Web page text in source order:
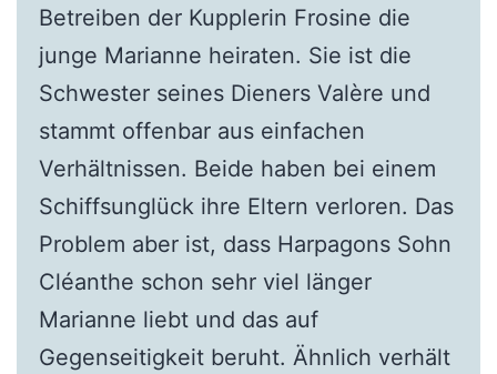
Betreiben der Kupplerin Frosine die
junge Marianne heiraten. Sie ist die
Schwester seines Dieners Valère und
stammt offenbar aus einfachen
Verhältnissen. Beide haben bei einem
Schiffsunglück ihre Eltern verloren. Das
Problem aber ist, dass Harpagons Sohn
Cléanthe schon sehr viel länger
Marianne liebt und das auf
Gegenseitigkeit beruht. Ähnlich verhält